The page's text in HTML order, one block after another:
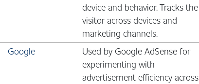
device and behavior. Tracks the
visitor across devices and
marketing channels.
Google
Used by Google AdSense for
experimenting with
advertisement efficiency across